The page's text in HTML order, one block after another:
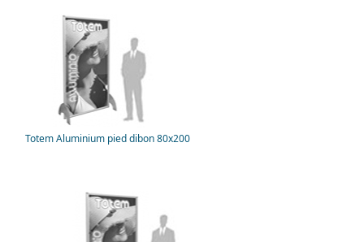
Totem Aluminium pied dibon 80x200